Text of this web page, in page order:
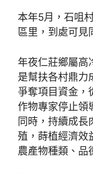
本年5月，石咀
區里，到處可見
年夜仁莊鄉屬高
是幫扶各村鼎力
爭奪項目資金，
作物專家停止領
同時，持續成長
殖，蒔植經濟效
農產物種類、品